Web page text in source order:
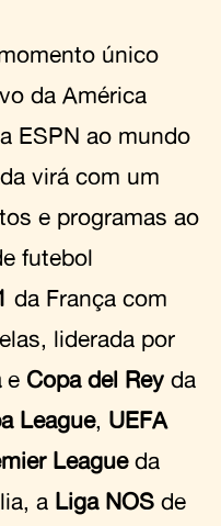
único
da América
ESPN ao mundo
virá com um
e programas ao
futebol
da França com
liderada por
e Copa del Rey da
League, UEFA
League da
a Liga NOS de